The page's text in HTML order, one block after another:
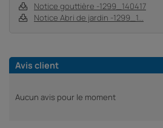
Notice gouttière -1299_140417
Notice Abri de jardin -1299_1...
Avis client
Aucun avis pour le moment